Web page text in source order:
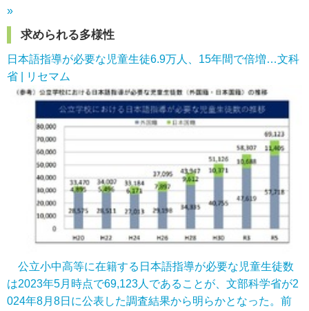
»
求められる多様性
日本語指導が必要な児童生徒6.9万人、15年間で倍増…文科
省 | リセマム
公立小中高等に在籍する日本語指導が必要な児童生徒数
は2023年5月時点で69,123人であることが、文部科学省が2
024年8月8日に公表した調査結果から明らかとなった。前